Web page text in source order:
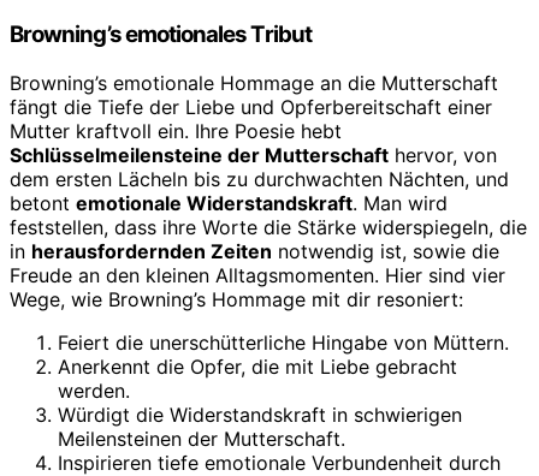
Browning’s emotionales Tribut
Browning’s emotionale Hommage an die Mutterschaft
fängt die Tiefe der Liebe und Opferbereitschaft einer
Mutter kraftvoll ein. Ihre Poesie hebt
Schlüsselmeilensteine der Mutterschaft hervor, von
dem ersten Lächeln bis zu durchwachten Nächten, und
betont emotionale Widerstandskraft. Man wird
feststellen, dass ihre Worte die Stärke widerspiegeln, die
in herausfordernden Zeiten notwendig ist, sowie die
Freude an den kleinen Alltagsmomenten. Hier sind vier
Wege, wie Browning’s Hommage mit dir resoniert:
Feiert die unerschütterliche Hingabe von Müttern.
Anerkennt die Opfer, die mit Liebe gebracht
werden.
Würdigt die Widerstandskraft in schwierigen
Meilensteinen der Mutterschaft.
Inspirieren tiefe emotionale Verbundenheit durch